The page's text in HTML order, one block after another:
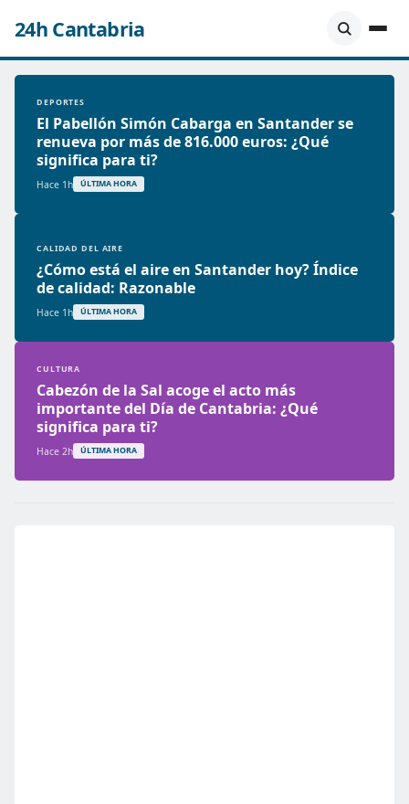
24h Cantabria
DEPORTES
El Pabellón Simón Cabarga en Santander se
renueva por más de 816.000 euros: ¿Qué
significa para ti?
Hace 1h ÚLTIMA HORA
CALIDAD DEL AIRE
¿Cómo está el aire en Santander hoy? Índice
de calidad: Razonable
Hace 1h ÚLTIMA HORA
CULTURA
Cabezón de la Sal acoge el acto más
importante del Día de Cantabria: ¿Qué
significa para ti?
Hace 2h ÚLTIMA HORA